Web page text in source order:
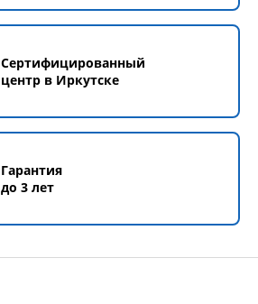
Сертифицированный
центр в Иркутске
Гарантия
до 3 лет